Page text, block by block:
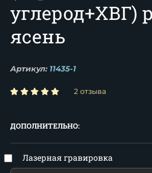
углерод+ХВГ)
ясень
Артикул: 11435-1
2 отзыва
ДОПОЛНИТЕЛЬНО:
Лазерная гравировка